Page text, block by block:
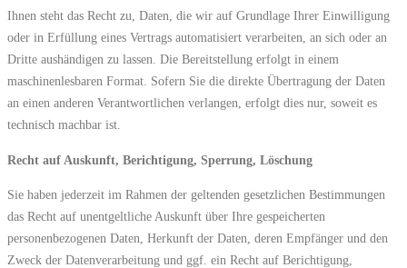
Ihnen steht das Recht zu, Daten, die wir auf Grundlage Ihrer Einwilligung
oder in Erfüllung eines Vertrags automatisiert verarbeiten, an sich oder an
Dritte aushändigen zu lassen. Die Bereitstellung erfolgt in einem
maschinenlesbaren Format. Sofern Sie die direkte Übertragung der Daten
an einen anderen Verantwortlichen verlangen, erfolgt dies nur, soweit es
technisch machbar ist.
Recht auf Auskunft, Berichtigung, Sperrung, Löschung
Sie haben jederzeit im Rahmen der geltenden gesetzlichen Bestimmungen
das Recht auf unentgeltliche Auskunft über Ihre gespeicherten
personenbezogenen Daten, Herkunft der Daten, deren Empfänger und den
Zweck der Datenverarbeitung und ggf. ein Recht auf Berichtigung,